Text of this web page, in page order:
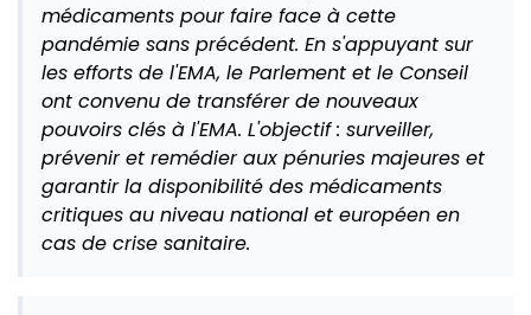
médicaments pour faire face à cette
pandémie sans précédent. En s'appuyant sur
les efforts de l'EMA, le Parlement et le Conseil
ont convenu de transférer de nouveaux
pouvoirs clés à l'EMA. L'objectif : surveiller,
prévenir et remédier aux pénuries majeures et
garantir la disponibilité des médicaments
critiques au niveau national et européen en
cas de crise sanitaire.